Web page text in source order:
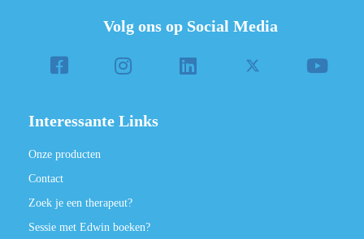
Volg ons op Social Media
Interessante Links
Onze producten
Contact
Zoek je een therapeut?
Sessie met Edwin boeken?